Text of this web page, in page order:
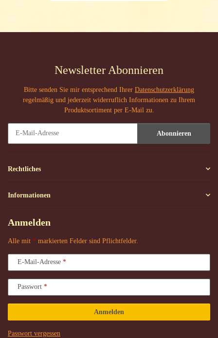
Newsletter Abonnieren
Bitte senden Sie mir entsprechend Ihrer Datenschutzerklärung
regelmäßig und jederzeit widerruflich Informationen zu Ihrem
Produktsortiment per E-Mail zu.
Abonnieren
Rechtliches
Informationen
Anmelden
Alle mit * markierten Felder sind Pflichtfelder.
E-Mail-Adresse
Passwort
Anmelden
Passwort vergessen